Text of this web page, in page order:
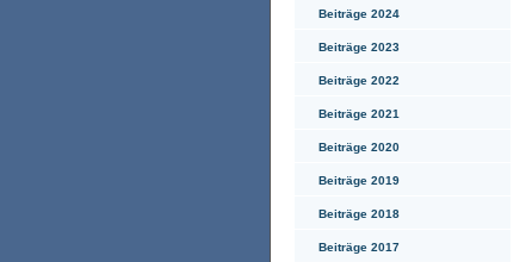
Beiträge 2024
Beiträge 2023
Beiträge 2022
Beiträge 2021
Beiträge 2020
Beiträge 2019
Beiträge 2018
Beiträge 2017